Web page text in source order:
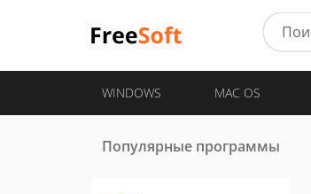
WINDOWS MAC OS
Популярные программы